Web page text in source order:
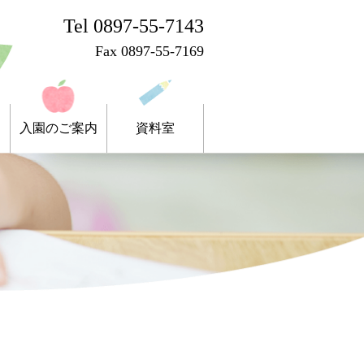
Tel 0897-55-7143
Fax 0897-55-7169
入園のご案内 資料室